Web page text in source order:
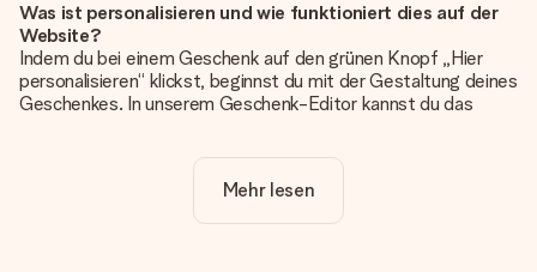
Was ist personalisieren und wie funktioniert dies auf der
Website?
Indem du bei einem Geschenk auf den grünen Knopf „Hier
personalisieren“ klickst, beginnst du mit der Gestaltung deines
Geschenkes. In unserem Geschenk-Editor kannst du das
noch eines unserer angebotenen Designs, um deinem
Geschenk die perfekte Ausstrahlung zu verleihen.
Mehr lesen